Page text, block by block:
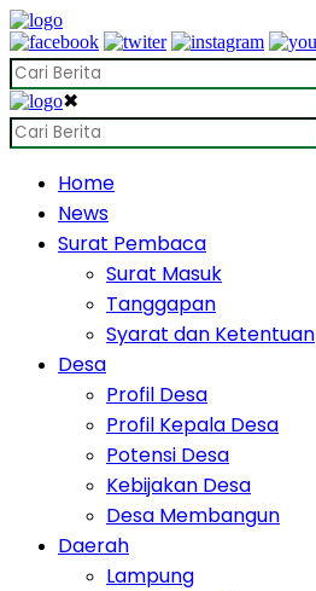
✖
Home
News
Surat Pembaca
Surat Masuk
Tanggapan
Syarat dan Ketentuan
Desa
Profil Desa
Profil Kepala Desa
Potensi Desa
Kebijakan Desa
Desa Membangun
Daerah
Lampung